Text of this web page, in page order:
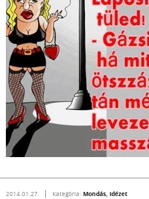
2014.01.27. Kategória: Mondás, idézet